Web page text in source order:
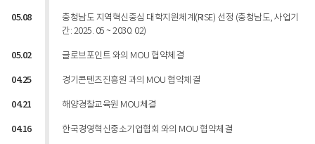
05.08
충청남도 지역혁신중심 대학지원체계(RISE) 선정 (충청남도, 사업기
간: 2025. 05 ~ 2030. 02)
05.02 글로브포인트 와의 MOU 협약체결
04.25 경기콘텐츠진흥원 과의 MOU 협약체결
04.21 해양경찰교육원 MOU체결
04.16 한국경영혁신중소기업협회 와의 MOU 협약체결